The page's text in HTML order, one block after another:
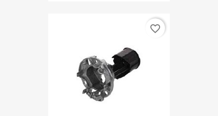
favorite_border